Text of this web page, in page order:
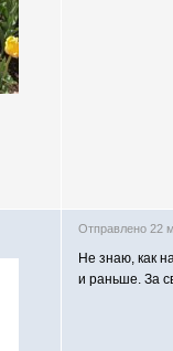
Отправлено 22
Не знаю, как
и раньше. За